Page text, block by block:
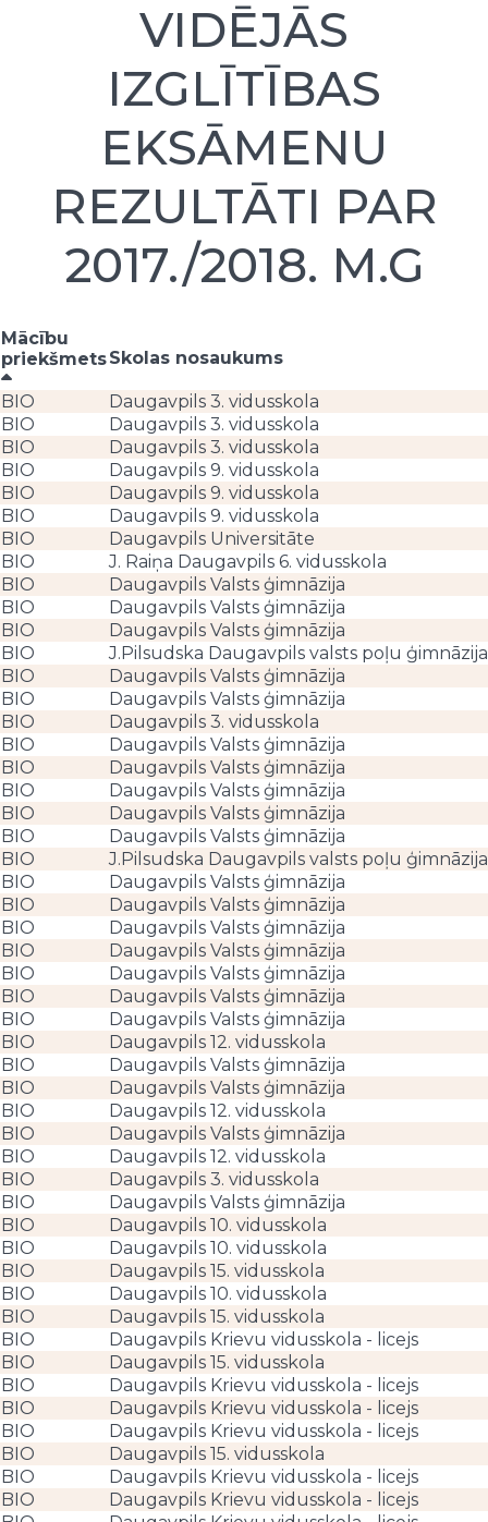
VIDĒJĀS
IZGLĪTĪBAS
EKSĀMENU
REZULTĀTI PAR
2017./2018. M.G
Mācību
priekšmetsSkolas nosaukums
BIO
Daugavpils 3. vidusskola
BIO
Daugavpils 3. vidusskola
BIO
Daugavpils 3. vidusskola
BIO
Daugavpils 9. vidusskola
BIO
Daugavpils 9. vidusskola
BIO
Daugavpils 9. vidusskola
BIO
Daugavpils Universitāte
BIO
J. Raiņa Daugavpils 6. vidusskola
BIO
Daugavpils Valsts ģimnāzija
BIO
Daugavpils Valsts ģimnāzija
BIO
Daugavpils Valsts ģimnāzija
BIO
J.Pilsudska Daugavpils valsts poļu ģimnāzija
BIO
Daugavpils Valsts ģimnāzija
BIO
Daugavpils Valsts ģimnāzija
BIO
Daugavpils 3. vidusskola
BIO
Daugavpils Valsts ģimnāzija
BIO
Daugavpils Valsts ģimnāzija
BIO
Daugavpils Valsts ģimnāzija
BIO
Daugavpils Valsts ģimnāzija
BIO
Daugavpils Valsts ģimnāzija
BIO
J.Pilsudska Daugavpils valsts poļu ģimnāzija
BIO
Daugavpils Valsts ģimnāzija
BIO
Daugavpils Valsts ģimnāzija
BIO
Daugavpils Valsts ģimnāzija
BIO
Daugavpils Valsts ģimnāzija
BIO
Daugavpils Valsts ģimnāzija
BIO
Daugavpils Valsts ģimnāzija
BIO
Daugavpils Valsts ģimnāzija
BIO
Daugavpils 12. vidusskola
BIO
Daugavpils Valsts ģimnāzija
BIO
Daugavpils Valsts ģimnāzija
BIO
Daugavpils 12. vidusskola
BIO
Daugavpils Valsts ģimnāzija
BIO
Daugavpils 12. vidusskola
BIO
Daugavpils 3. vidusskola
BIO
Daugavpils Valsts ģimnāzija
BIO
Daugavpils 10. vidusskola
BIO
Daugavpils 10. vidusskola
BIO
Daugavpils 15. vidusskola
BIO
Daugavpils 10. vidusskola
BIO
Daugavpils 15. vidusskola
BIO
Daugavpils Krievu vidusskola - licejs
BIO
Daugavpils 15. vidusskola
BIO
Daugavpils Krievu vidusskola - licejs
BIO
Daugavpils Krievu vidusskola - licejs
BIO
Daugavpils Krievu vidusskola - licejs
BIO
Daugavpils 15. vidusskola
BIO
Daugavpils Krievu vidusskola - licejs
BIO
Daugavpils Krievu vidusskola - licejs